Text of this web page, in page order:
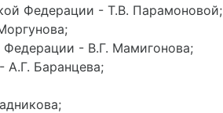
Федерации - Т.В. Парамоновой;
Федерации - В.Г. Мамигонова;
А.Г. Баранцева;